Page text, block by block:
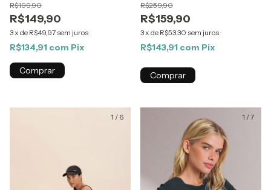
R$149,90
R$199,90
3x de R$49,97 sem juros
R$134,91 com Pix
Comprar
R$159,90
R$259,90
3x de R$53,30 sem juros
R$143,91 com Pix
Comprar
1 / 6 1 /7